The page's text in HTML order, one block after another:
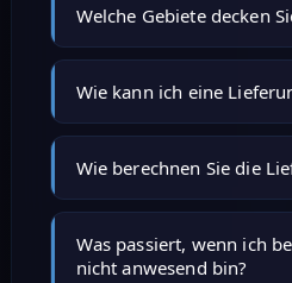
Same-Day innerhalb
Tag zugestellt.
Welche Gebiete decken
150 km Radius um
Wie kann ich eine
Per Kontaktformular,
Wie berechnen Sie die
Pauschal nach Entfernung
Nutzen Sie unseren
Was passiert, wenn ich
nicht anwesend bin?